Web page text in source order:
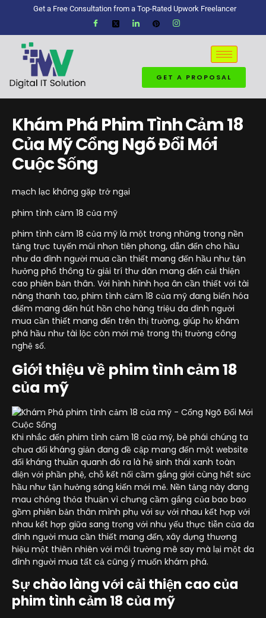
Get a Free Consultation from a Top-Rated Upwork Freelancer
GET A PROPOSAL
Khám Phá Phim Tình Cảm 18
Của Mỹ Cổng Ngõ Đổi Mới
Cuộc Sống
mạch lạc không gặp trở ngại
phim tình cảm 18 của mỹ
phim tình cảm 18 của mỹ là một trong những trong nền
tảng trực tuyến mũi nhọn tiên phong, dẫn đến cho hầu
như da đình người mua cần thiết mang đến hầu như tận
hưởng phổ thông từ giải trí thư dãn mang đến cải thiện
cao phiên bản thân. Với hình hình họa ân cần thiết với tài
năng thanh tao, phim tình cảm 18 của mỹ đang biến hóa
điểm mang đến hút hồn cho hàng triệu da đình người
mua cần thiết mang đến trên thị trường, giúp họ khám
phá hầu như tài lộc còn mới mẻ trong thị trường công
nghệ số.
Giới thiệu về phim tình cảm 18
của mỹ
Khi nhắc đến phim tình cảm 18 của mỹ, bè phái chúng ta
chưa đối kháng giản đang đề cập mang đến một website
đối kháng thuần quanh đó ra là hệ sinh thái xanh toàn
diện với phần phệ, chỗ kết nối cầm gắng giới cùng hết sức
hầu như tận hưởng sáng kiến mới mẻ. Nền tảng này đang
mau chóng thỏa thuận vì chưng cầm gắng của bao bao
gồm phiên bản thân mình phụ với sự với nhau kết hợp với
nhau kết hợp giữa sang trọng với nhu yếu thực tiễn của da
đình người mua cần thiết mang đến, xây dựng thương
hiệu một thiên nhiên với môi trường mê say mà lại một da
đình người mua tất cả cũng ý muốn khám phá.
Sự chào làng với cải thiện cao của
phim tình cảm 18 của mỹ